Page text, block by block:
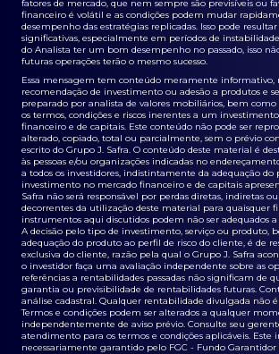
fatores de mercado, que nem sempre são previsíveis ou
financeiro é volátil e as condições podem mudar
desempenho das estratégias replicadas. Isso pode
significativas, especialmente em períodos de
do Analista ter um bom desempenho no passado, isso
futuras operações terão o mesmo sucesso.
Essa mensagem tem conteúdo meramente informativo,
recomendação de investimento ou adesão a produtos e
preparado por analista de valores mobiliários, bem
os termos, condições e riscos inerentes a um
financeiro e de capitais. Este conteúdo não pode ser
alterado, copiado, total ou parcialmente, sem o prévio
escrito do Grupo J. Safra. O conteúdo deste material é
às pessoas e/ou organizações indicadas no
a todos os investidores, indistintamente da adequação do
investimento no mercado financeiro e de capitais
Safra não será responsável por perdas diretas, indiretas
decorrentes da utilização deste material para quaisquer
instrumentos aqui discutidos podem não ser adequados a
A decisão pelo tipo de investimento, serviço ou produto,
adequação do produto ao perfil de risco do cliente, é de
exclusiva do cliente, razão pela qual o Grupo J. Safra
o investidor faça uma avaliação independente sobre as
referências a rentabilidades passadas não significam de
garantia ou previsibilidade de rentabilidades futuras.
análise cadastral. Qualquer rentabilidade divulgada não
Termos e condições podem ser alterados a qualquer
independentemente de aviso prévio. Consulte seu
atendimento para os termos e condições aplicáveis. Este
necessariamente garantido pelo FGC - Fundo Garantidor